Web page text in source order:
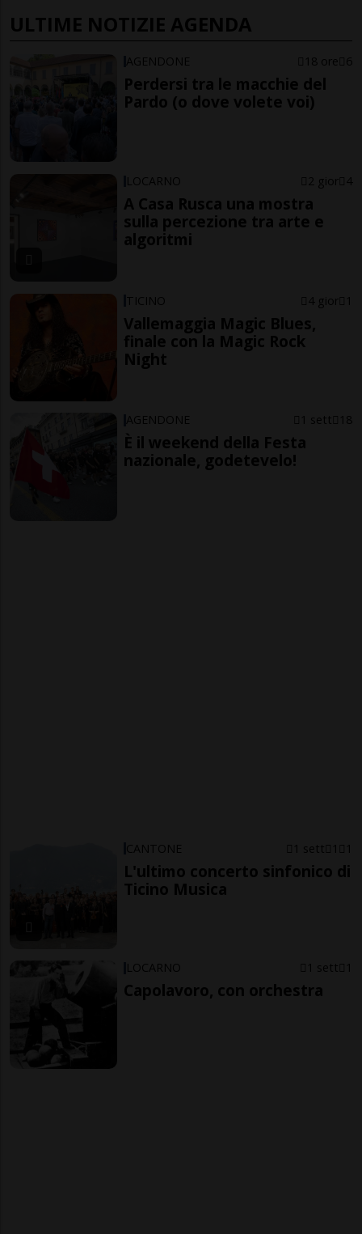
ULTIME NOTIZIE AGENDA
AGENDONE 18 ore 6
Perdersi tra le macchie del
Pardo (o dove volete voi)
LOCARNO 2 gior 4
A Casa Rusca una mostra
sulla percezione tra arte e
algoritmi
TICINO 4 gior 1
Vallemaggia Magic Blues,
finale con la Magic Rock
Night
AGENDONE 1 sett 18
È il weekend della Festa
nazionale, godetevelo!
CANTONE 1 sett 1 1
L'ultimo concerto sinfonico di
Ticino Musica
LOCARNO 1 sett 1
Capolavoro, con orchestra